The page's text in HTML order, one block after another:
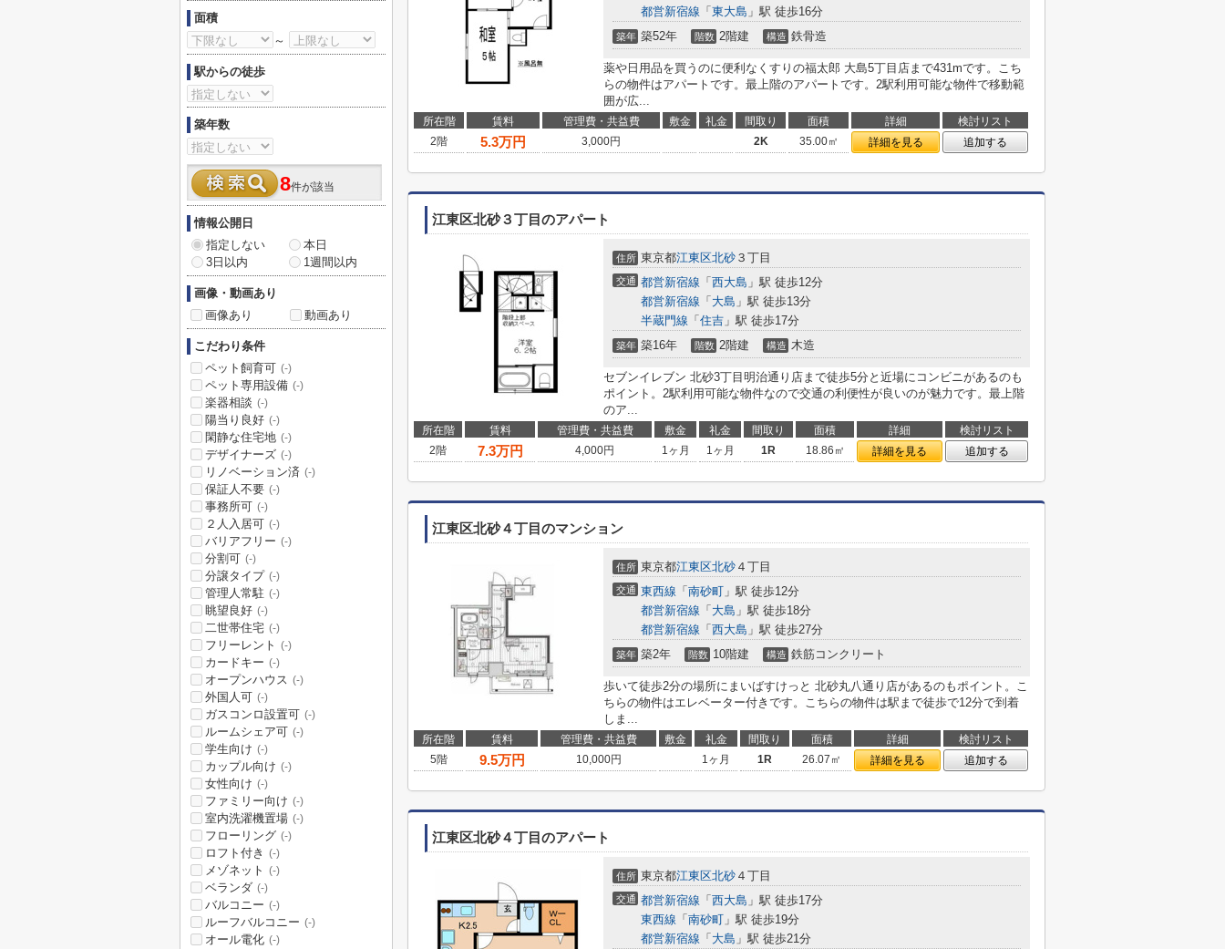
都営新宿線 「 東大島 」駅 徒歩16分
築年 築52年 階数 2階建 構造 鉄骨造
薬や日用品を買うのに便利なくすりの福太郎 大島5丁目店まで431mです。こち
らの物件はアパートです。最上階のアパートです。2駅利用可能な物件で移動範
囲が広...
所在階 賃料 管理費・共益費 敷金 礼金 間取り 面積 詳細
検討リスト
2階
5.3万円 3,000円 2K 35.00㎡ 詳細を見る 追加する
江東区北砂３丁目のアパート
住所 東京都江東区北砂 ３丁目
交通 都営新宿線 「 西大島 」駅 徒歩12分
都営新宿線 「 大島 」駅 徒歩13分
半蔵門線 「 住吉 」駅 徒歩17分
築年 築16年 階数 2階建 構造 木造
セブンイレブン 北砂3丁目明治通り店まで徒歩5分と近場にコンビニがあるのも
ポイント。2駅利用可能な物件なので交通の利便性が良いのが魅力です。最上階
のア...
所在階 賃料 管理費・共益費 敷金 礼金 間取り 面積 詳細
検討リスト
2階
7.3万円 4,000円 1ヶ月 1ヶ月 1R 18.86㎡ 詳細を見る 追加する
江東区北砂４丁目のマンション
住所 東京都江東区北砂 ４丁目
交通 東西線 「 南砂町 」駅 徒歩12分
都営新宿線 「 大島 」駅 徒歩18分
都営新宿線 「 西大島 」駅 徒歩27分
築年 築2年 階数 10階建 構造 鉄筋コンクリート
歩いて徒歩2分の場所にまいばすけっと 北砂丸八通り店があるのもポイント。こ
ちらの物件はエレベーター付きです。こちらの物件は駅まで徒歩で12分で到着
しま...
所在階 賃料 管理費・共益費 敷金 礼金 間取り 面積 詳細
検討リスト
5階
9.5万円 10,000円 1ヶ月 1R 26.07㎡ 詳細を見る 追加する
江東区北砂４丁目のアパート
住所 東京都江東区北砂 ４丁目
交通 都営新宿線 「 西大島 」駅 徒歩17分
東西線 「 南砂町 」駅 徒歩19分
都営新宿線 「 大島 」駅 徒歩21分
面積
～
駅からの徒歩
築年数
8件が該当
情報公開日
指定しない
本日
3日以内
1週間以内
画像・動画あり
画像あり
動画あり
こだわり条件
ペット飼育可 (-)
ペット専用設備 (-)
楽器相談 (-)
陽当り良好 (-)
閑静な住宅地 (-)
デザイナーズ (-)
リノベーション済 (-)
保証人不要 (-)
事務所可 (-)
２人入居可 (-)
バリアフリー (-)
分割可 (-)
分譲タイプ (-)
管理人常駐 (-)
眺望良好 (-)
二世帯住宅 (-)
フリーレント (-)
カードキー (-)
オープンハウス (-)
外国人可 (-)
ガスコンロ設置可 (-)
ルームシェア可 (-)
学生向け (-)
カップル向け (-)
女性向け (-)
ファミリー向け (-)
室内洗濯機置場 (-)
フローリング (-)
ロフト付き (-)
メゾネット (-)
ベランダ (-)
バルコニー (-)
ルーフバルコニー (-)
オール電化 (-)